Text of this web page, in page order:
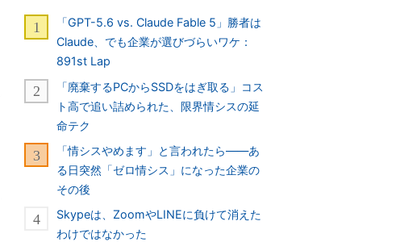
「GPT-5.6 vs. Claude Fable 5」勝者は
Claude、でも企業が選びづらいワケ：
891st Lap
「廃棄するPCからSSDをはぎ取る」コス
ト高で追い詰められた、限界情シスの延
命テク
「情シスやめます」と言われたら――あ
る日突然「ゼロ情シス」になった企業の
その後
Skypeは、ZoomやLINEに負けて消えた
わけではなかった